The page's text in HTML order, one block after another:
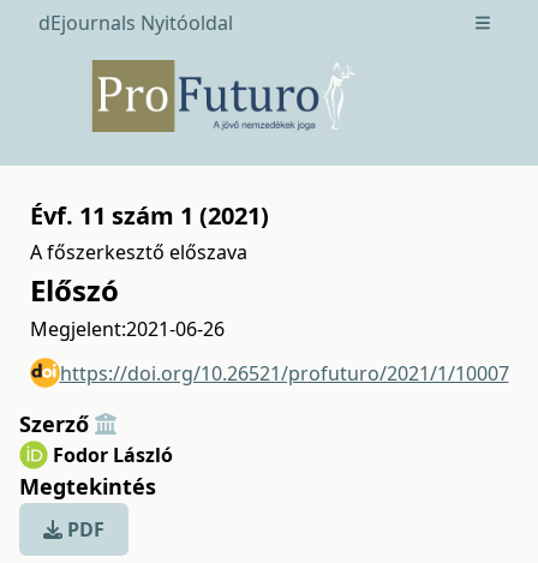
dEjournals Nyitóoldal Open
Évf. 11 szám 1 (2021)
A főszerkesztő előszava
Előszó
Megjelent:2021-06-26
https://doi.org/10.26521/profuturo/2021/1/10007
Szerző
Fodor László
Megtekintés
PDF